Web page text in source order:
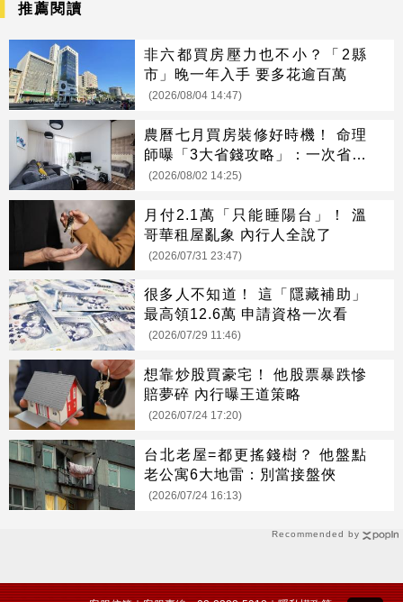
Recommended by
推薦閱讀
非六都買房壓力也不小？「2縣
市」晚一年入手 要多花逾百萬
(2026/08/04 14:47)
農曆七月買房裝修好時機！ 命理
師曝「3大省錢攻略」：一次省很
大
(2026/08/02 14:25)
月付2.1萬「只能睡陽台」！ 溫
哥華租屋亂象 內行人全說了
(2026/07/31 23:47)
很多人不知道！ 這「隱藏補助」
最高領12.6萬 申請資格一次看
(2026/07/29 11:46)
想靠炒股買豪宅！ 他股票暴跌慘
賠夢碎 內行曝王道策略
(2026/07/24 17:20)
台北老屋=都更搖錢樹？ 他盤點
老公寓6大地雷：別當接盤俠
(2026/07/24 16:13)